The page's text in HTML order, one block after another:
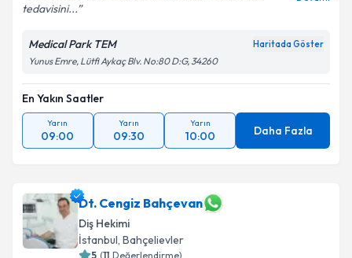
tedavisini...
Medical Park TEM Haritada Göster
Yunus Emre, Lütfi Aykaç Blv. No:80 D:G, 34260
En Yakın Saatler
Yarın
09:00
Yarın
09:30
Yarın
10:00 Daha Fazla
Dt. Cengiz Bahçevan
Diş Hekimi
İstanbul, Bahçelievler
5 (11 Değerlendirme)